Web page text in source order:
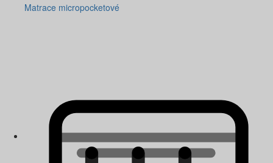
Matrace micropocketové